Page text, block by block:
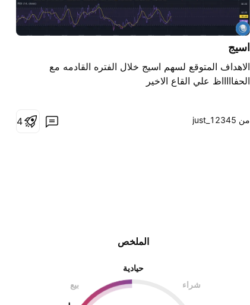
اسيج
الاهداف المتوقع لسهم اسيج خلال الفتره القادمه مع
الحفاااااظ علي القاع الاخير
من ‎just_12345‎ 4
الملخص
حيادية
بيع
شراء